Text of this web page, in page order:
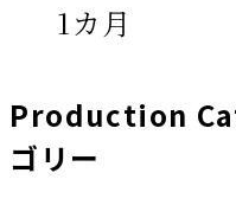
1カ月
Production
ゴリー